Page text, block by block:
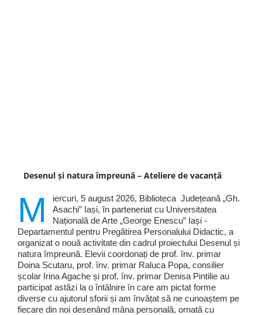
Desenul și natura împreună – Ateliere de vacanță
M
iercuri, 5 august 2026, Biblioteca Județeană „Gh.
Asachi” Iași, în parteneriat cu Universitatea
Națională de Arte „George Enescu” Iași -
Departamentul pentru Pregătirea Personalului Didactic, a
organizat o nouă activitate din cadrul proiectului Desenul și
natura împreună. Elevii coordonați de prof. înv. primar
Doina Scutaru, prof. înv. primar Raluca Popa, consilier
școlar Irina Agache și prof. înv. primar Denisa Pintilie au
participat astăzi la o întâlnire în care am pictat forme
diverse cu ajutorul sforii și am învățat să ne cunoaștem pe
fiecare din noi desenând mâna personală, ornată cu